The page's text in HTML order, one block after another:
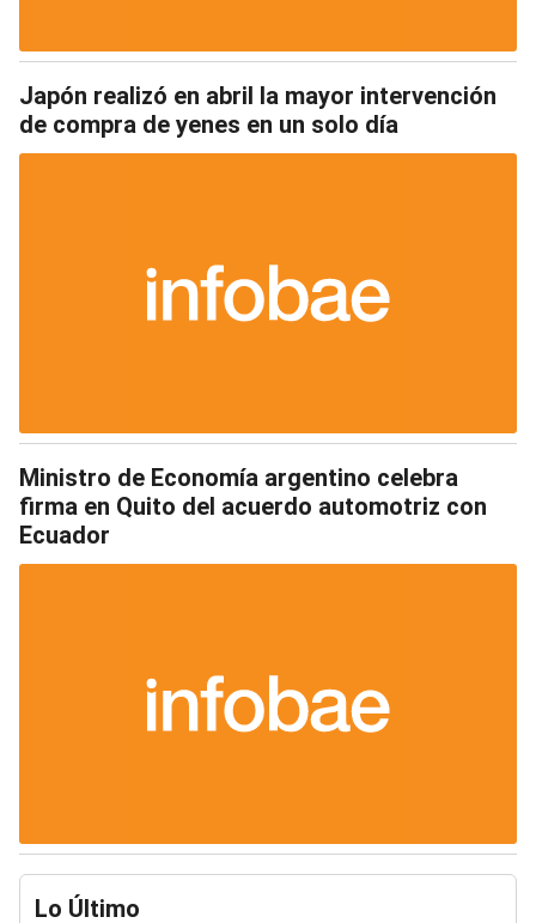
Japón realizó en abril la mayor intervención
de compra de yenes en un solo día
Ministro de Economía argentino celebra
firma en Quito del acuerdo automotriz con
Ecuador
Lo Último